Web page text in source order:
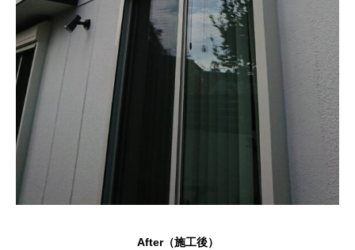
After（施工後）